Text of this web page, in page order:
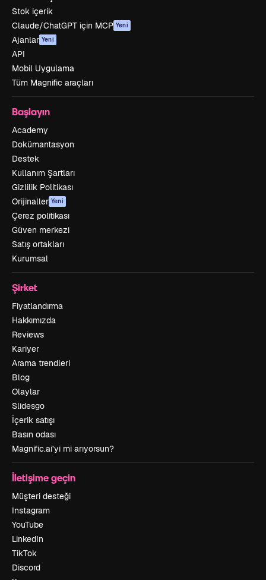
Stok içerik
Claude/ChatGPT için MCP Yeni
Ajanlar Yeni
API
Mobil Uygulama
Tüm Magnific araçları
Başlayın
Academy
Dokümantasyon
Destek
Kullanım Şartları
Gizlilik Politikası
Orijinaller Yeni
Çerez politikası
Güven merkezi
Satış ortakları
Kurumsal
Şirket
Fiyatlandırma
Hakkımızda
Reviews
Kariyer
Arama trendleri
Blog
Olaylar
Slidesgo
İçerik satışı
Basın odası
Magnific.ai’yi mi arıyorsun?
İletişime geçin
Müşteri desteği
Instagram
YouTube
LinkedIn
TikTok
Discord